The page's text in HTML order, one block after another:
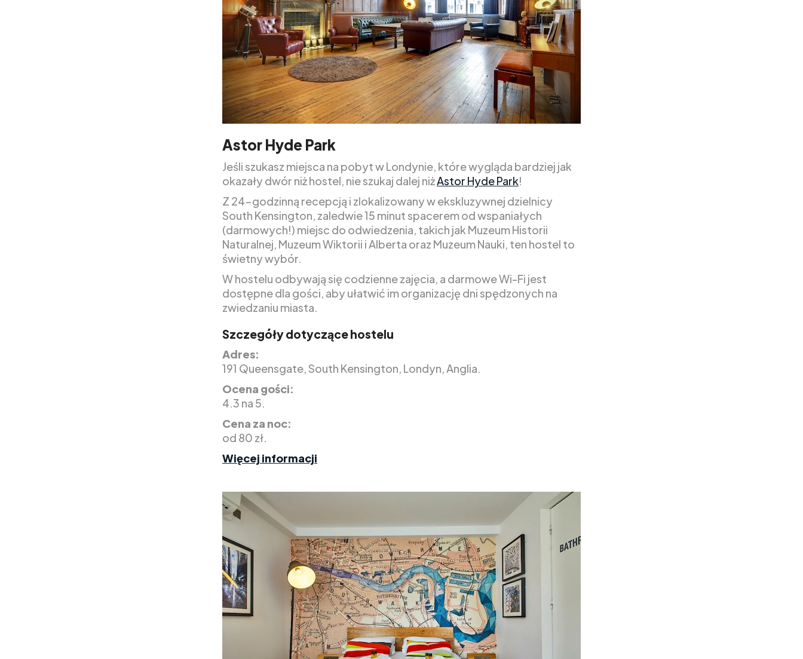
Astor Hyde Park
Jeśli szukasz miejsca na pobyt w Londynie, które wygląda bardziej jak
okazały dwór niż hostel, nie szukaj dalej niżAstor Hyde Park!
Z 24-godzinną recepcją i zlokalizowany w ekskluzywnej dzielnicy
South Kensington, zaledwie 15 minut spacerem od wspaniałych
(darmowych!) miejsc do odwiedzenia, takich jak Muzeum Historii
Naturalnej, Muzeum Wiktorii i Alberta oraz Muzeum Nauki, ten hostel to
świetny wybór.
W hostelu odbywają się codzienne zajęcia, a darmowe Wi-Fi jest
dostępne dla gości, aby ułatwić im organizację dni spędzonych na
zwiedzaniu miasta.
Szczegóły dotyczące hostelu
Adres:
191 Queensgate, South Kensington, Londyn, Anglia.
Ocena gości:
4.3 na 5.
Cena za noc:
od 80 zł.
Więcej informacji